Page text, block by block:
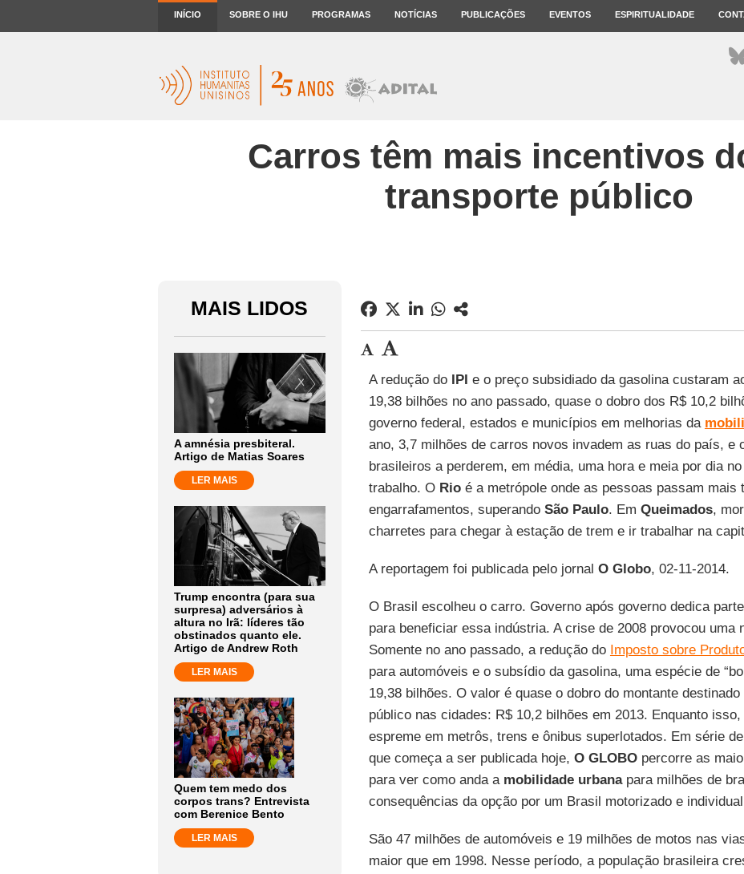
INÍCIO SOBRE O IHU PROGRAMAS NOTÍCIAS PUBLICAÇÕES EVENTOS ESPIRITUALIDADE
Carros têm mais incentivos
transporte público
MAIS LIDOS
A amnésia presbiteral.
Artigo de Matias Soares
LER MAIS
Trump encontra (para sua
surpresa) adversários à
altura no Irã: líderes tão
obstinados quanto ele.
Artigo de Andrew Roth
LER MAIS
Quem tem medo dos
corpos trans? Entrevista
com Berenice Bento
LER MAIS
A redução do IPI e o preço subsidiado da gasolina custaram
19,38 bilhões no ano passado, quase o dobro dos R$ 10,2
governo federal, estados e municípios em melhorias da
ano, 3,7 milhões de carros novos invadem as ruas do país, e
brasileiros a perderem, em média, uma hora e meia por dia
trabalho. O Rioé a metrópole onde as pessoas passam mais
engarrafamentos, superando São Paulo. Em Queimados,
charretes para chegar à estação de trem e ir trabalhar na
A reportagem foi publicada pelo jornal O Globo, 02-11-2014.
O Brasil escolheu o carro. Governo após governo dedica
para beneficiar essa indústria. A crise de 2008 provocou uma
Somente no ano passado, a redução do Imposto sobre
para automóveis e o subsídio da gasolina, uma espécie de
19,38 bilhões. O valor é quase o dobro do montante
público nas cidades: R$ 10,2 bilhões em 2013. Enquanto
espreme em metrôs, trens e ônibus superlotados. Em série
que começa a ser publicada hoje, O GLOBOpercorre as
para ver como anda a mobilidade urbanapara milhões de
consequências da opção por um Brasil motorizado e
São 47 milhões de automóveis e 19 milhões de motos nas
maior que em 1998. Nesse período, a população brasileira